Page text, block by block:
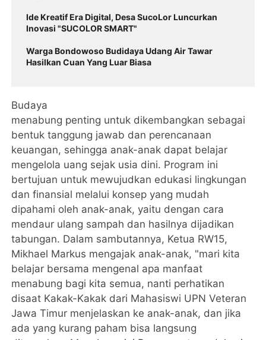
Ide Kreatif Era Digital, Desa SucoLor Luncurkan
Inovasi "SUCOLOR SMART"
Warga Bondowoso Budidaya Udang Air Tawar
Hasilkan Cuan Yang Luar Biasa
Budaya
menabung penting untuk dikembangkan sebagai
bentuk tanggung jawab dan perencanaan
keuangan, sehingga anak-anak dapat belajar
mengelola uang sejak usia dini. Program ini
bertujuan untuk mewujudkan edukasi lingkungan
dan finansial melalui konsep yang mudah
dipahami oleh anak-anak, yaitu dengan cara
mendaur ulang sampah dan hasilnya dijadikan
tabungan. Dalam sambutannya, Ketua RW15,
Mikhael Markus mengajak anak-anak, "mari kita
belajar bersama mengenal apa manfaat
menabung bagi kita semua, nanti perhatikan
disaat Kakak-Kakak dari Mahasiswi UPN Veteran
Jawa Timur menjelaskan ke anak-anak, dan jika
ada yang kurang paham bisa langsung